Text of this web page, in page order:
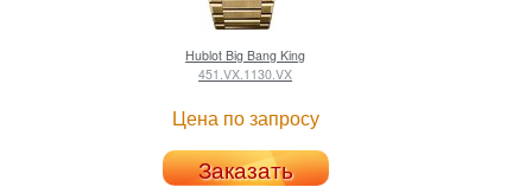
Hublot Big Bang King
451.VX.1130.VX
Цена по запросу
Заказать